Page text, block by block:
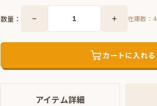
数量： 在庫数： 4
カートに入れる
アイテム詳細